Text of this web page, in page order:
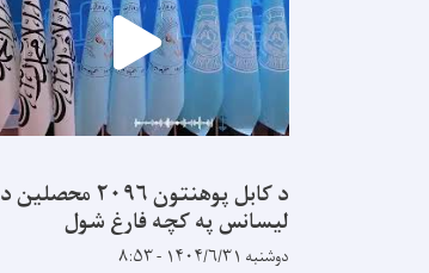
د کابل پوهنتون ۲۰۹۶ محصلین د
لیسانس په کچه فارغ شول
دوشنبه ۱۴۰۴/۶/۳۱ - ۸:۵۳